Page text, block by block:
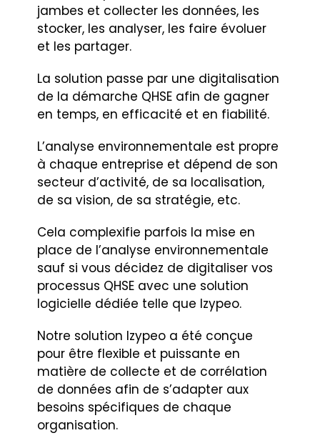
jambes et collecter les données, les
stocker, les analyser, les faire évoluer
et les partager.
La solution passe par une digitalisation
de la démarche QHSE afin de gagner
en temps, en efficacité et en fiabilité.
L’analyse environnementale est propre
à chaque entreprise et dépend de son
secteur d’activité, de sa localisation,
de sa vision, de sa stratégie, etc.
Cela complexifie parfois la mise en
place de l’analyse environnementale
sauf si vous décidez de digitaliser vos
processus QHSE avec une solution
logicielle dédiée telle que Izypeo.
Notre solution Izypeo a été conçue
pour être flexible et puissante en
matière de collecte et de corrélation
de données afin de s’adapter aux
besoins spécifiques de chaque
organisation.